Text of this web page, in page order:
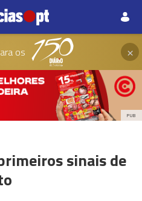
os ×
PUB
sinais de